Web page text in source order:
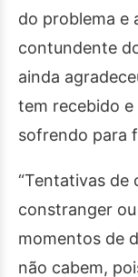
do problema e
contundente
ainda
tem recebido e
sofrendo para
“Tentativas de
constranger
momentos de
não cabem,